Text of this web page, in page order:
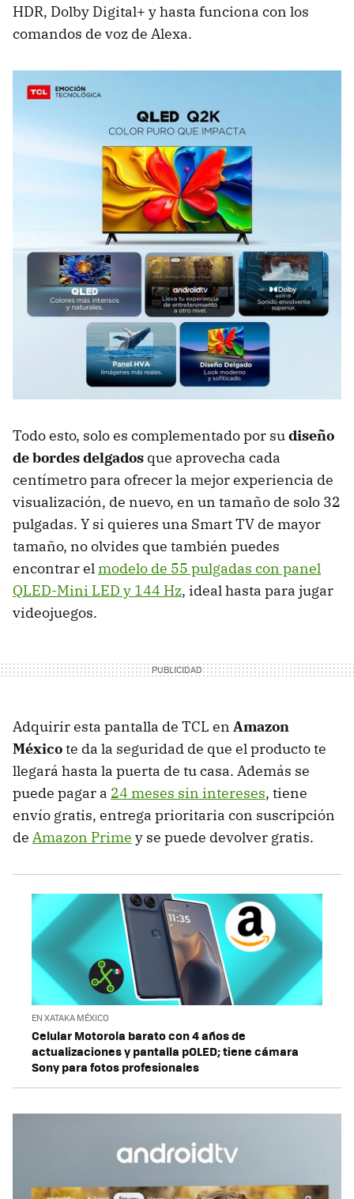
HDR, Dolby Digital+ y hasta funciona con los
comandos de voz de Alexa.
Todo esto, solo es complementado por sudiseño
de bordes delgados que aprovecha cada
centímetro para ofrecer la mejor experiencia de
visualización, de nuevo, en un tamaño de solo 32
pulgadas. Y si quieres una Smart TV de mayor
tamaño, no olvides que también puedes
encontrar elmodelo de 55 pulgadas con panel
QLED-Mini LED y 144 Hz, ideal hasta para jugar
videojuegos.
Adquirir esta pantalla de TCL en Amazon
Méxicote da la seguridad de que el producto te
llegará hasta la puerta de tu casa. Además se
puede pagar a 24 meses sin intereses, tiene
envío gratis, entrega prioritaria con suscripción
de Amazon Prime y se puede devolver gratis.
EN XATAKA MÉXICO
Celular Motorola barato con 4 años de
actualizaciones y pantalla pOLED; tiene cámara
Sony para fotos profesionales